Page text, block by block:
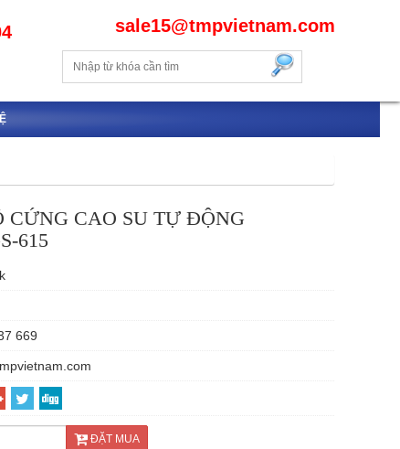
sale15@tmpvietnam.com
CAO SU TỰ ĐỘNG
615
669
ĐẶT MUA